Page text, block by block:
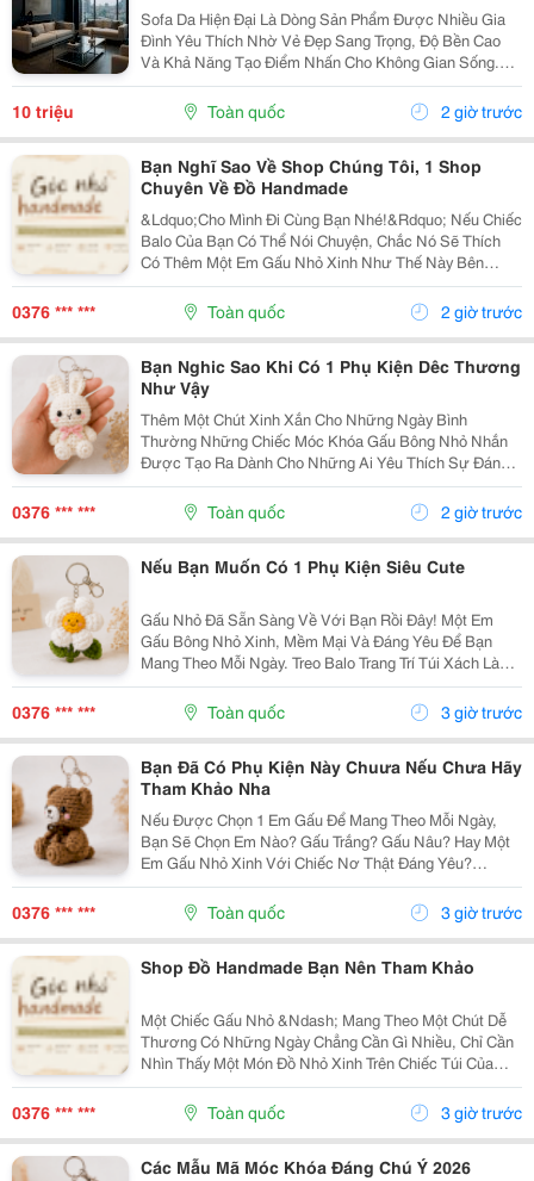
Sofa Da Hiện Đại Là Dòng Sản Phẩm Được Nhiều Gia
Đình Yêu Thích Nhờ Vẻ Đẹp Sang Trọng, Độ Bền Cao
Và Khả Năng Tạo Điểm Nhấn Cho Không Gian Sống.
Với Thiết Kế Tinh Tế Cùng Chất Liệu Da Cao Cấp, Sofa
Không Chỉ Mang Lại Cảm Giác Thoải Mái Mà Còn Thể...
10 triệu Toàn quốc 2 giờ trước
Bạn Nghĩ Sao Về Shop Chúng Tôi, 1 Shop
Chuyên Về Đồ Handmade
&Ldquo;Cho Mình Đi Cùng Bạn Nhé!&Rdquo; Nếu Chiếc
Balo Của Bạn Có Thể Nói Chuyện, Chắc Nó Sẽ Thích
Có Thêm Một Em Gấu Nhỏ Xinh Như Thế Này Bên
Cạnh. Từ Những Buổi Đi Học, Đi Làm, Đi Cà Phê Hay
Những Chuyến Đi Chơi Cuối Tuần, Em Móc Khóa Gấu
Bông...
0376 *** *** Toàn quốc 2 giờ trước
Bạn Nghic Sao Khi Có 1 Phụ Kiện Dêc Thương
Như Vậy
Thêm Một Chút Xinh Xắn Cho Những Ngày Bình
Thường Những Chiếc Móc Khóa Gấu Bông Nhỏ Nhắn
Được Tạo Ra Dành Cho Những Ai Yêu Thích Sự Đáng
Yêu Và Những Món Đồ Có Dấu Ấn Riêng. Từ Chiếc Balo
Đi Học, Túi Xách Đi Chơi Đến Chùm Chìa Khóa Quen
Thuộc,...
0376 *** *** Toàn quốc 2 giờ trước
Nếu Bạn Muốn Có 1 Phụ Kiện Siêu Cute
Gấu Nhỏ Đã Sẵn Sàng Về Với Bạn Rồi Đây! Một Em
Gấu Bông Nhỏ Xinh, Mềm Mại Và Đáng Yêu Để Bạn
Mang Theo Mỗi Ngày. Treo Balo Trang Trí Túi Xách Làm
Móc Khóa Tặng Người Bạn Yêu Quý
Gocnhohandmade.com Không Cần Quá Nhiều Phụ
Kiện, Chỉ Một Em Gấu...
0376 *** *** Toàn quốc 3 giờ trước
Bạn Đã Có Phụ Kiện Này Chuưa Nếu Chưa Hãy
Tham Khảo Nha
Nếu Được Chọn 1 Em Gấu Để Mang Theo Mỗi Ngày,
Bạn Sẽ Chọn Em Nào? Gấu Trắng? Gấu Nâu? Hay Một
Em Gấu Nhỏ Xinh Với Chiếc Nơ Thật Đáng Yêu?
Những Chiếc Móc Khóa Gấu Bông Không Chỉ Là Phụ
Kiện Treo Túi Mà Còn Là Một Cách Để Bạn Thêm Chút
Cá Tính Vào...
0376 *** *** Toàn quốc 3 giờ trước
Shop Đồ Handmade Bạn Nên Tham Khảo
Một Chiếc Gấu Nhỏ &Ndash; Mang Theo Một Chút Dễ
Thương Có Những Ngày Chẳng Cần Gì Nhiều, Chỉ Cần
Nhìn Thấy Một Món Đồ Nhỏ Xinh Trên Chiếc Túi Của
Mình Cũng Đủ Thấy Vui Rồi Những Em Móc Khóa Gấu
Bông Được Làm Với Kiểu Dáng Đáng Yêu, Nhỏ Gọn,
Thích...
0376 *** *** Toàn quốc 3 giờ trước
Các Mẫu Mã Móc Khóa Đáng Chú Ý 2026